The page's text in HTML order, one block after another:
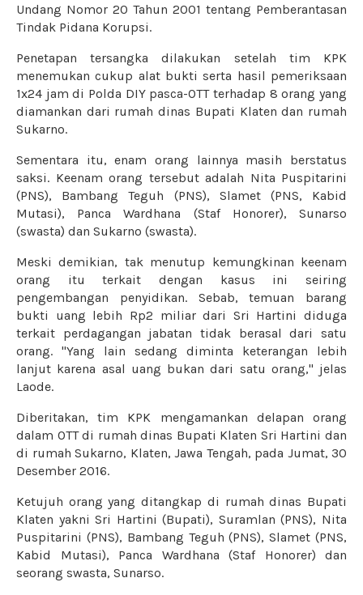
Undang Nomor 20 Tahun 2001 tentang Pemberantasan
Tindak Pidana Korupsi.
Penetapan tersangka dilakukan setelah tim KPK
menemukan cukup alat bukti serta hasil pemeriksaan
1x24 jam di Polda DIY pasca-OTT terhadap 8 orang yang
diamankan dari rumah dinas Bupati Klaten dan rumah
Sukarno.
Sementara itu, enam orang lainnya masih berstatus
saksi. Keenam orang tersebut adalah Nita Puspitarini
(PNS), Bambang Teguh (PNS), Slamet (PNS, Kabid
Mutasi), Panca Wardhana (Staf Honorer), Sunarso
(swasta) dan Sukarno (swasta).
Meski demikian, tak menutup kemungkinan keenam
orang itu terkait dengan kasus ini seiring
pengembangan penyidikan. Sebab, temuan barang
bukti uang lebih Rp2 miliar dari Sri Hartini diduga
terkait perdagangan jabatan tidak berasal dari satu
orang. "Yang lain sedang diminta keterangan lebih
lanjut karena asal uang bukan dari satu orang," jelas
Laode.
Diberitakan, tim KPK mengamankan delapan orang
dalam OTT di rumah dinas Bupati Klaten Sri Hartini dan
di rumah Sukarno, Klaten, Jawa Tengah, pada Jumat, 30
Desember 2016.
Ketujuh orang yang ditangkap di rumah dinas Bupati
Klaten yakni Sri Hartini (Bupati), Suramlan (PNS), Nita
Puspitarini (PNS), Bambang Teguh (PNS), Slamet (PNS,
Kabid Mutasi), Panca Wardhana (Staf Honorer) dan
seorang swasta, Sunarso.